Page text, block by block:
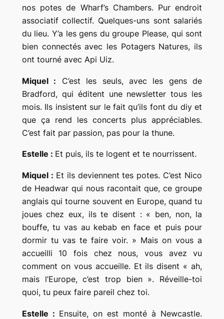
nos potes de Wharf’s Chambers. Pur endroit
associatif collectif. Quelques-uns sont salariés
du lieu. Y’a les gens du groupe Please, qui sont
bien connectés avec les Potagers Natures, ils
ont tourné avec Api Uiz.
Miquel : C’est les seuls, avec les gens de
Bradford, qui éditent une newsletter tous les
mois. Ils insistent sur le fait qu’ils font du diy et
que ça rend les concerts plus appréciables.
C’est fait par passion, pas pour la thune.
Estelle : Et puis, ils te logent et te nourrissent.
Miquel : Et ils deviennent tes potes. C’est Nico
de Headwar qui nous racontait que, ce groupe
anglais qui tourne souvent en Europe, quand tu
joues chez eux, ils te disent : « ben, non, la
bouffe, tu vas au kebab en face et puis pour
dormir tu vas te faire voir. » Mais on vous a
accueilli 10 fois chez nous, vous avez vu
comment on vous accueille. Et ils disent « ah,
mais l’Europe, c’est trop bien ». Réveille-toi
quoi, tu peux faire pareil chez toi.
Estelle : Ensuite, on est monté à Newcastle.